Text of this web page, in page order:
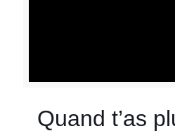
Quand t’as